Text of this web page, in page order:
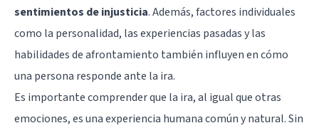
sentimientos de injusticia. Además, factores individuales
como la personalidad, las experiencias pasadas y las
habilidades de afrontamiento también influyen en cómo
una persona responde ante la ira.
Es importante comprender que la ira, al igual que otras
emociones, es una experiencia humana común y natural. Sin